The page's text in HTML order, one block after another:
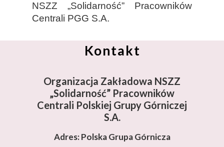
NSZZ „Solidarność” Pracowników
Centrali PGG S.A.
Kontakt
Adres: Polska Grupa Górnicza
Organizacja Zakładowa NSZZ
„Solidarność” Pracowników
Centrali Polskiej Grupy Górniczej
S.A.